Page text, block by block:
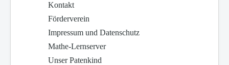
Kontakt
Förderverein
Impressum und Datenschutz
Mathe-Lernserver
Unser Patenkind